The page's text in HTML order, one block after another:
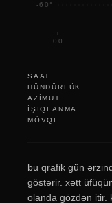
-60°
00
SAAT
HÜNDÜRLÜK
AZIMUT
IŞIQLANMA
MÖVQE
bu qrafik gün
göstərir. xətt
olanda gözdən